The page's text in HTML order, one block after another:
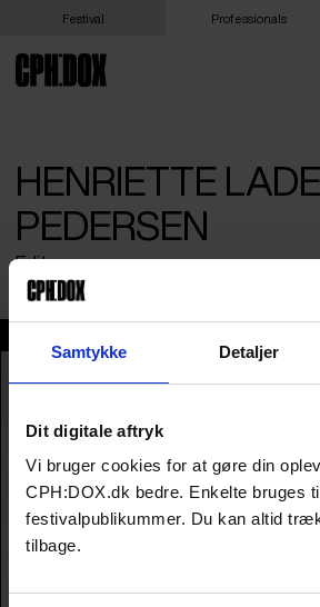
Samtykke Detaljer
Dit digitale aftryk
Vi bruger cookies for at gøre din
CPH:DOX.dk bedre. Enkelte bruges
festivalpublikummer. Du kan altid
tilbage.
Festival Professionals
HENRIETTE
PEDERSEN
Editor